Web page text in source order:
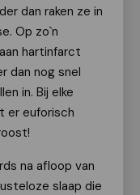
dan raken ze in
Op zo`n
hartinfarct
dan nog snel
in. Bij elke
er euforisch
na afloop van
slaap die